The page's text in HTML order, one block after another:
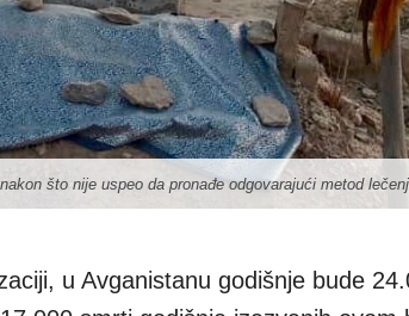
što nije uspeo da pronađe odgovarajući metod
u Avganistanu godišnje bude